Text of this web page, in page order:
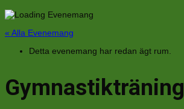
« Alla Evenemang
Detta evenemang har redan ägt rum.
Gymnastikträning